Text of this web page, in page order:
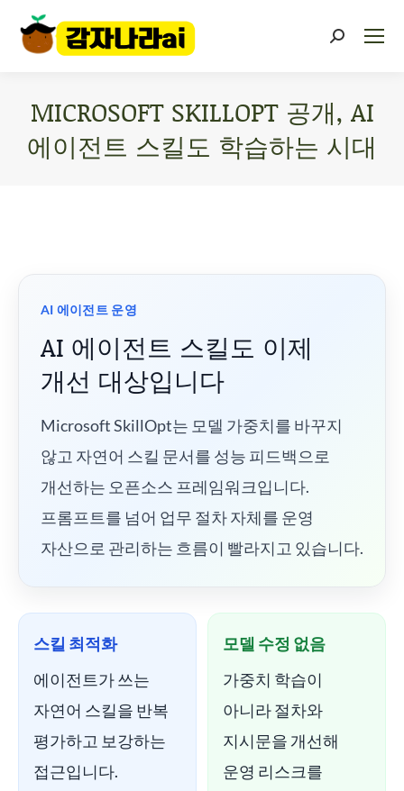
MICROSOFT SKILLOPT 공개, AI
에이전트 스킬도 학습하는 시대
AI 에이전트 운영
AI 에이전트 스킬도 이제
개선 대상입니다
Microsoft SkillOpt는 모델 가중치를 바꾸지
않고 자연어 스킬 문서를 성능 피드백으로
개선하는 오픈소스 프레임워크입니다.
프롬프트를 넘어 업무 절차 자체를 운영
자산으로 관리하는 흐름이 빨라지고 있습니다.
스킬 최적화
에이전트가 쓰는
자연어 스킬을 반복
평가하고 보강하는
접근입니다.
모델 수정 없음
가중치 학습이
아니라 절차와
지시문을 개선해
운영 리스크를